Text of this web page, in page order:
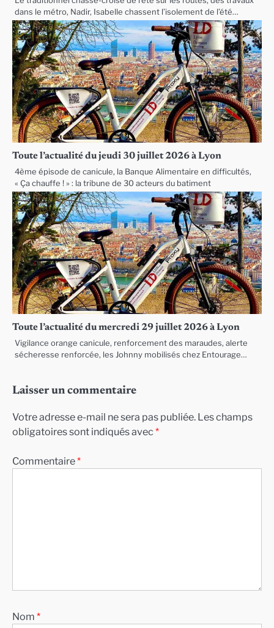
dans le métro, Nadir, Isabelle chassent l’isolement de l’été…
Toute l’actualité du jeudi 30 juillet 2026 à Lyon
4ème épisode de canicule, la Banque Alimentaire en difficultés,
« Ça chauffe ! » : la tribune de 30 acteurs du batiment
Toute l’actualité du mercredi 29 juillet 2026 à Lyon
Vigilance orange canicule, renforcement des maraudes, alerte
sécheresse renforcée, les Johnny mobilisés chez Entourage…
Laisser un commentaire
Votre adresse e-mail ne sera pas publiée. Les champs
obligatoires sont indiqués avec *
Commentaire*
Nom *